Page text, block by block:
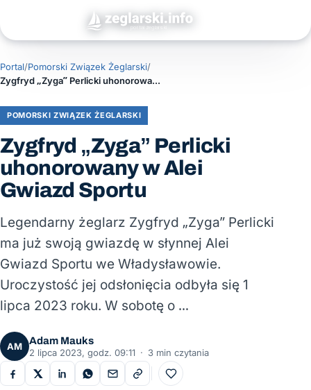
Portal/Pomorski Związek Żeglarski/
Zygfryd „Zyga” Perlicki uhonorowany w Alei Gwiazd Sportu
POMORSKI ZWIĄZEK ŻEGLARSKI
Zygfryd „Zyga” Perlicki
uhonorowany w Alei
Gwiazd Sportu
Legendarny żeglarz Zygfryd „Zyga” Perlicki
ma już swoją gwiazdę w słynnej Alei
Gwiazd Sportu we Władysławowie.
Uroczystość jej odsłonięcia odbyła się 1
lipca 2023 roku. W sobotę o …
AM
Adam Mauks
2 lipca 2023, godz. 09:11 · 3 min czytania
Do ulubionych